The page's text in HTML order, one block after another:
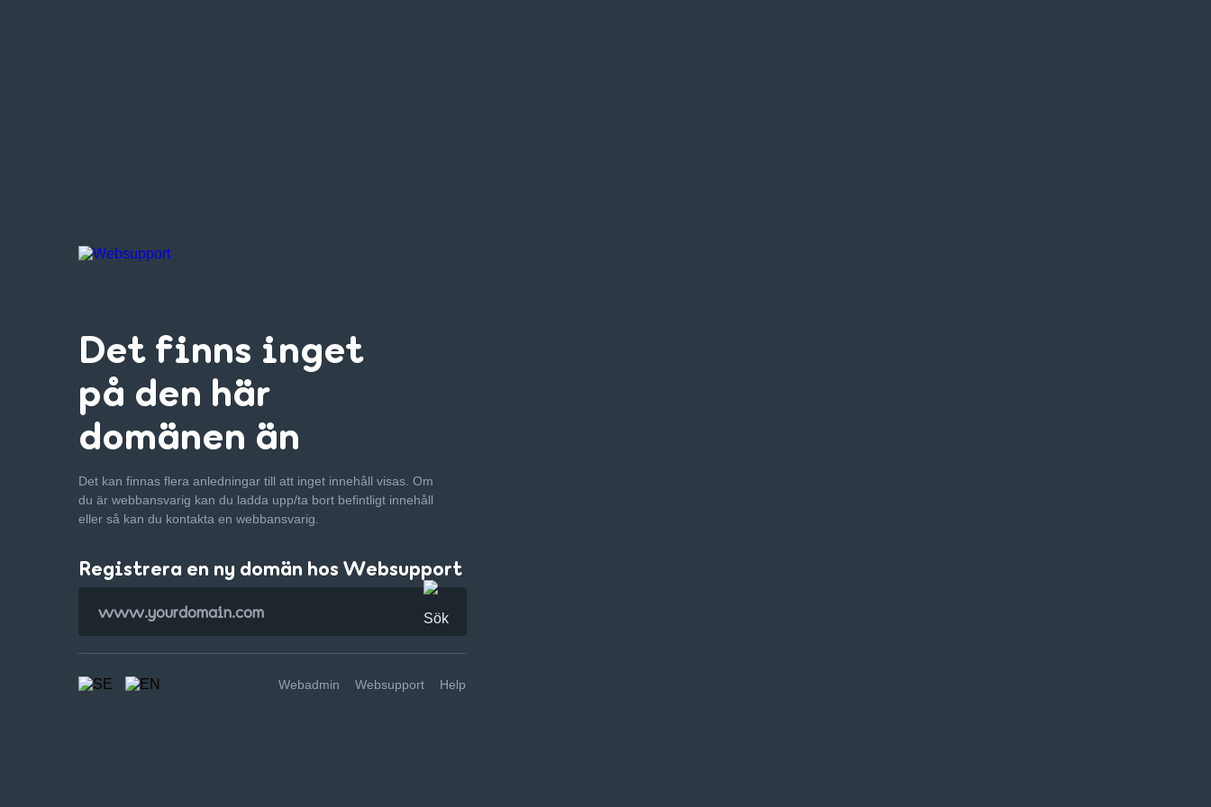
Det finns inget
på den här
domänen än
Det kan finnas flera anledningar till att inget innehåll visas. Om
du är webbansvarig kan du ladda upp/ta bort befintligt innehåll
eller så kan du kontakta en webbansvarig.
Registrera en ny domän hos Websupport
Webadmin Websupport Help